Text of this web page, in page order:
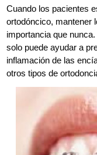
Cuando los pacientes
ortodóncico, mantener
importancia que
solo puede ayudar a
inflamación de las
otros tipos de